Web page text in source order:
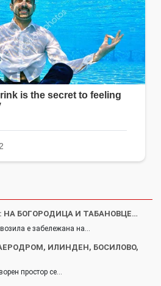
БОГОРОДИЦА И ТАБАНОВЦЕ…
е забележана на…
ИЛИНДЕН, БОСИЛОВО,
простор се…